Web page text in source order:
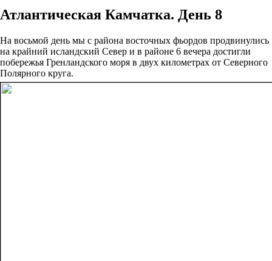
Атлантическая Камчатка. День 8
На восьмой день мы с района восточных фьордов продвинулись
на крайний исландский Север и в районе 6 вечера достигли
побережья Гренландского моря в двух километрах от Северного
Полярного круга.